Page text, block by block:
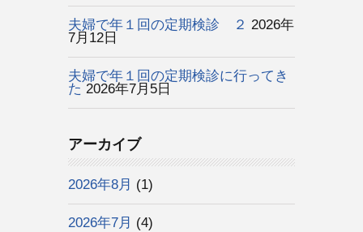
夫婦で年１回の定期検診 ２ 2026年
7月12日
夫婦で年１回の定期検診に行ってき
た 2026年7月5日
アーカイブ
2026年8月 (1)
2026年7月 (4)